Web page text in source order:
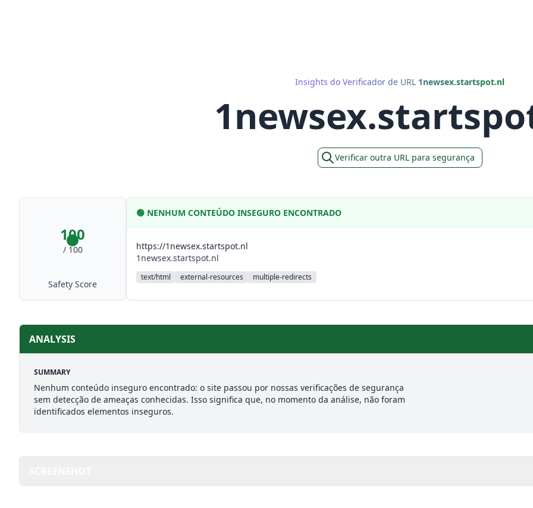
Insights do Verificador de URL 1newsex.startspot.nl
Verificar outra URL para segurança
100
/ 100
Safety Score
🟢 NENHUM CONTEÚDO INSEGURO ENCONTRADO
https://1newsex.startspot.nl
1newsex.startspot.nl
text/html external-resources multiple-redirects
ANALYSIS
SUMMARY
Nenhum conteúdo inseguro encontrado: o site passou por nossas verificações de segurança
sem detecção de ameaças conhecidas. Isso significa que, no momento da análise, não foram
identificados elementos inseguros.